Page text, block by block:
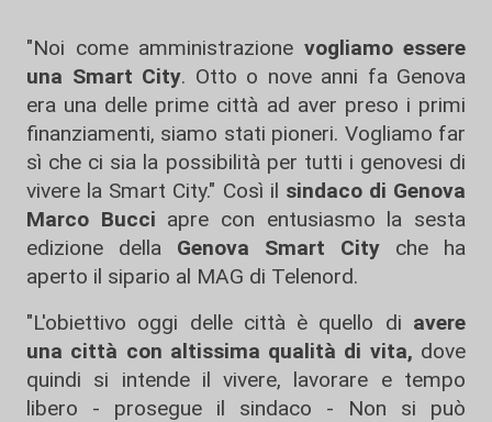
"Noi come amministrazione vogliamo essere
una Smart City. Otto o nove anni fa Genova
era una delle prime città ad aver preso i primi
finanziamenti, siamo stati pioneri. Vogliamo far
sì che ci sia la possibilità per tutti i genovesi di
vivere la Smart City." Così il sindaco di Genova
Marco Bucci apre con entusiasmo la sesta
edizione della Genova Smart City che ha
aperto il sipario al MAG di Telenord.
"L'obiettivo oggi delle città è quello di avere
una città con altissima qualità di vita, dove
quindi si intende il vivere, lavorare e tempo
libero - prosegue il sindaco - Non si può